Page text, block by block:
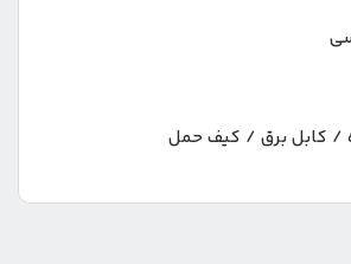
/ کابل برق / کیف حمل